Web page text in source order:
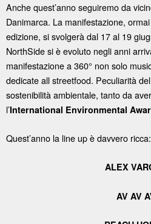
Anche quest’anno seguiremo da
Danimarca. La manifestazione,
edizione, si svolgerà dal 17 al 19
NorthSide si è evoluto negli anni
manifestazione a 360° non solo
dedicate all streetfood. Peculiarità
sostenibilità ambientale, tanto da
l’International Environmental
Quest’anno la line up è davvero ricca:
ALEX
AV AV